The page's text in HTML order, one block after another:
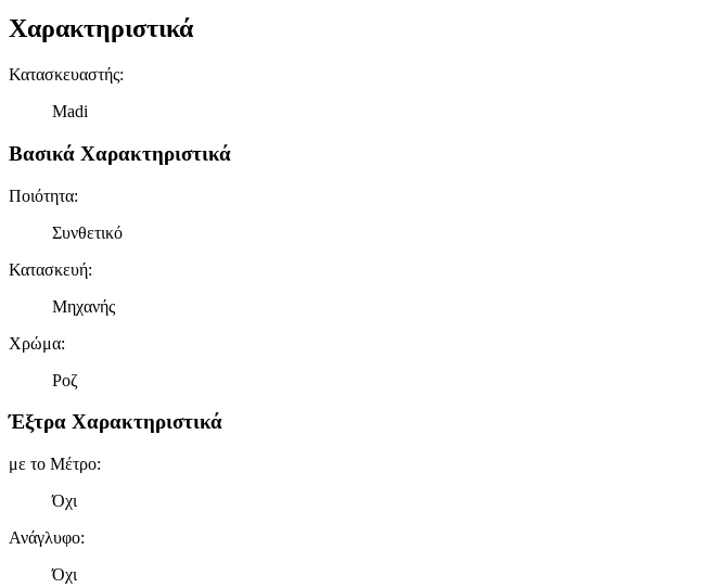
Χαρακτηριστικά
Κατασκευαστής:
Madi
Βασικά Χαρακτηριστικά
Ποιότητα:
Συνθετικό
Κατασκευή:
Μηχανής
Χρώμα:
Ροζ
Έξτρα Χαρακτηριστικά
με το Μέτρο:
Όχι
Ανάγλυφο:
Όχι